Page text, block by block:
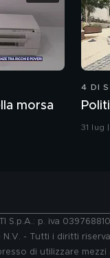
morsa
4 DI
31 lug
S.p.A.: p. iva
- Tutti i diritti
di utilizzare